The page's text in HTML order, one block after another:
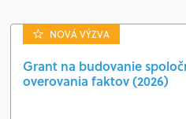
NOVÁ VÝZVA
Grant na budovanie
overovania faktov (2026)